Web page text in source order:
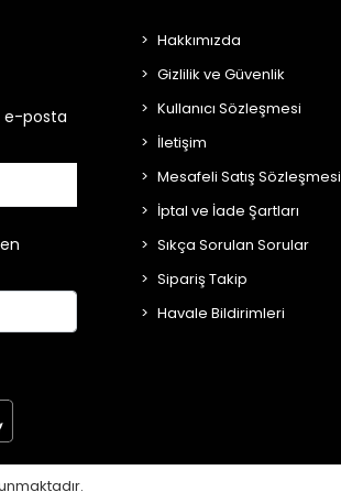
e-posta
Hakkımızda
Gizlilik ve Güvenlik
Kullanıcı Sözleşmesi
İletişim
Mesafeli Satış Sözleşmesi
İptal ve İade Şartları
Sıkça Sorulan Sorular
Sipariş Takip
Havale Bildirimleri